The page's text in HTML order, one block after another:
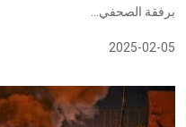
برفقة الصحفي...
2025-02-05